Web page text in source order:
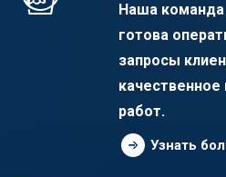
Наша
готова
запросы
работ.
Узнать